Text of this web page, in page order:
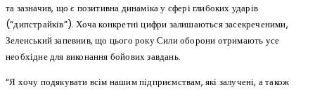
та зазначив, що є позитивна динаміка у сфері глибоких ударів
(“дипстрайків”). Хоча конкретні цифри залишаються засекреченими,
Зеленський запевнив, що цього року Сили оборони отримають усе
необхідне для виконання бойових завдань.
“Я хочу подякувати всім нашим підприємствам, які залучені, а також